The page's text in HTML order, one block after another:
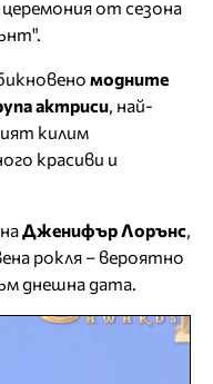
от сезона
модните
актриси , най-
килим
красиви и
Дженифър Лорънс
рокля – вероятно
днешна дата.